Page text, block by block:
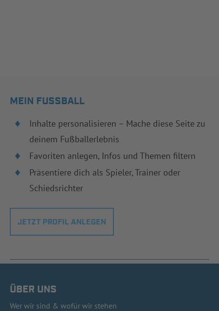
MEIN FUSSBALL
Inhalte personalisieren – Mache diese Seite zu
deinem Fußballerlebnis
Favoriten anlegen, Infos und Themen filtern
Präsentiere dich als Spieler, Trainer oder
Schiedsrichter
JETZT PROFIL ANLEGEN
ÜBER UNS
Wer wir sind & wofür wir stehen